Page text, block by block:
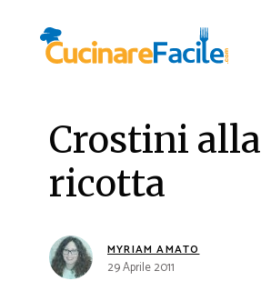
Crostini alla
ricotta
MYRIAM AMATO
29 Aprile 2011